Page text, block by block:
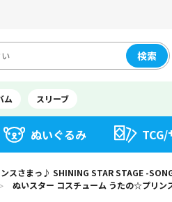
検索
ム スリーブ
ぬいぐるみ TCG/
スさまっ♪ SHINING STAR STAGE -
ぬいスター コスチューム うたの☆プリン